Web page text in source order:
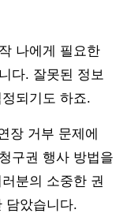
나에게 필요한
다. 잘못된 정보
되기도 하죠.
장 거부 문제에
구권 행사 방법을
분의 소중한 권
담았습니다.